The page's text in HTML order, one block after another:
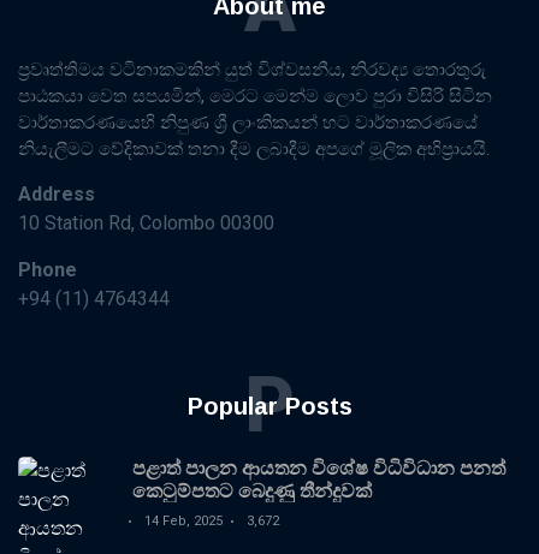
About me
ප්‍රවෘත්තිමය වටිනාකමකින් යුත් විශ්වසනීය, නිරවද්‍ය තොරතුරු
පාඨකයා වෙත සපයමින්, මෙරට මෙන්ම ලොව පුරා විසිරි සිටින
වාර්තාකරණයෙහි නිපුණ ශ්‍රී ලාංකිකයන් හට වාර්තාකරණයේ
නියැලීමට වේදිකාවක් තනා දීම ලබාදීම අපගේ මූලික අභිප්‍රායයි.
Address
10 Station Rd, Colombo 00300
Phone
+94 (11) 4764344
Popular Posts
P
පළාත් පාලන ආයතන විශේෂ විධිවිධාන පනත්
කෙටුම්පතට බෙදුණු තීන්දුවක්
14 Feb, 2025 3,672